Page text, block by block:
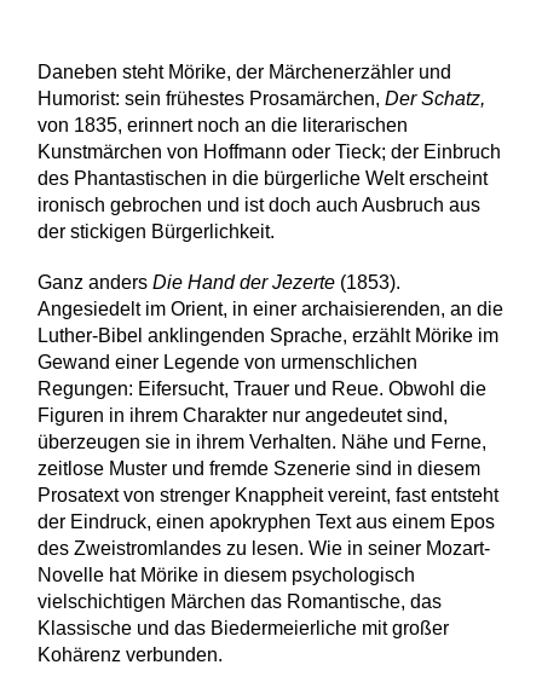
Daneben steht Mörike, der Märchenerzähler und
Humorist: sein frühestes Prosamärchen,Der Schatz,
von 1835, erinnert noch an die literarischen
Kunstmärchen von Hoffmann oder Tieck; der Einbruch
des Phantastischen in die bürgerliche Welt erscheint
ironisch gebrochen und ist doch auch Ausbruch aus
der stickigen Bürgerlichkeit.
Ganz andersDie Hand der Jezerte (1853).
Angesiedelt im Orient, in einer archaisierenden, an die
Luther-Bibel anklingenden Sprache, erzählt Mörike im
Gewand einer Legende von urmenschlichen
Regungen: Eifersucht, Trauer und Reue. Obwohl die
Figuren in ihrem Charakter nur angedeutet sind,
überzeugen sie in ihrem Verhalten. Nähe und Ferne,
zeitlose Muster und fremde Szenerie sind in diesem
Prosatext von strenger Knappheit vereint, fast entsteht
der Eindruck, einen apokryphen Text aus einem Epos
des Zweistromlandes zu lesen. Wie in seiner Mozart-
Novelle hat Mörike in diesem psychologisch
vielschichtigen Märchen das Romantische, das
Klassische und das Biedermeierliche mit großer
Kohärenz verbunden.